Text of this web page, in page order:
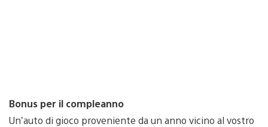
Bonus per il compleanno
Un’auto di gioco proveniente da un anno vicino al vostro